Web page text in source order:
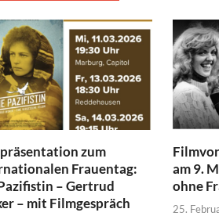
zum
Frauentag:
– Gertrud
– mit Filmgespräch
am 9.
ohne
25.